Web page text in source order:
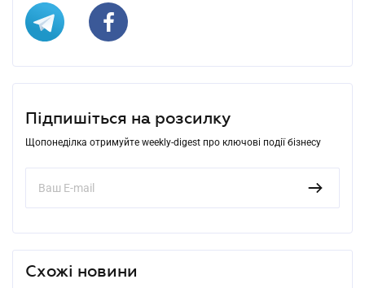
Підпишіться на розсилку
Щопонеділка отримуйте weekly-digest про ключові події бізнесу
Схожі новини